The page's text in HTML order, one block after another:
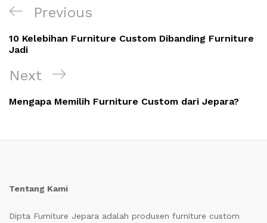
Navigasi
pos
Previous
Post
Previous
10 Kelebihan Furniture Custom Dibanding Furniture
Jadi
Next
Post
Next
Mengapa Memilih Furniture Custom dari Jepara?
Tentang Kami
Dipta Furniture Jepara adalah produsen furniture custom